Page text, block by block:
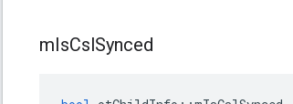
mIsCslSynced